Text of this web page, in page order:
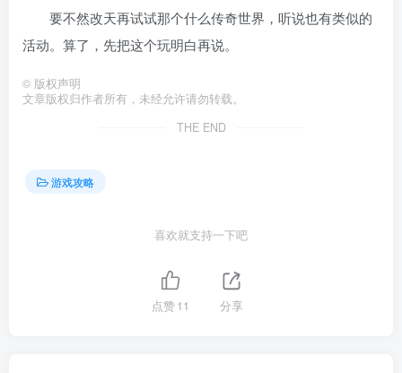
要不然改天再试试那个什么传奇世界，听说也有类似的
活动。算了，先把这个玩明白再说。
© 版权声明
文章版权归作者所有，未经允许请勿转载。
THE END
游戏攻略
喜欢就支持一下吧
点赞11 分享